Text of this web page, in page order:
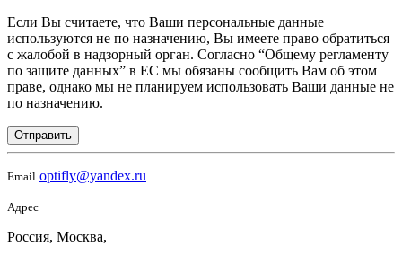
Если Вы считаете, что Ваши персональные данные
используются не по назначению, Вы имеете право обратиться
с жалобой в надзорный орган. Согласно “Общему регламенту
по защите данных” в ЕС мы обязаны сообщить Вам об этом
праве, однако мы не планируем использовать Ваши данные не
по назначению.
Отправить
Email optifly@yandex.ru
Адрес
Россия, Москва,